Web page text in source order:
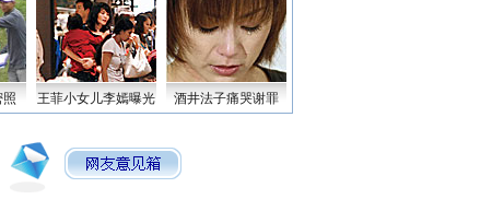
照 王菲小女儿李嫣曝光 酒井法子痛哭谢罪